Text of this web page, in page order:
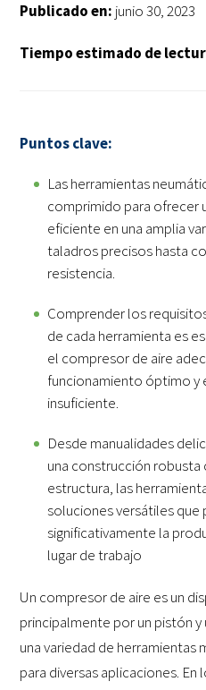
Publicado en: junio 30, 2023
Tiempo estimado de
Puntos clave:
Las herramientas
comprimido para ofrecer
eficiente en una amplia
taladros precisos hasta
resistencia.
Comprender los
de cada herramienta es
el compresor de aire
funcionamiento óptimo y
insuficiente.
Desde manualidades
una construcción robusta
estructura, las
soluciones versátiles que
significativamente la
lugar de trabajo
Un compresor de aire es un
principalmente por un pistón
una variedad de herramientas
para diversas aplicaciones. En